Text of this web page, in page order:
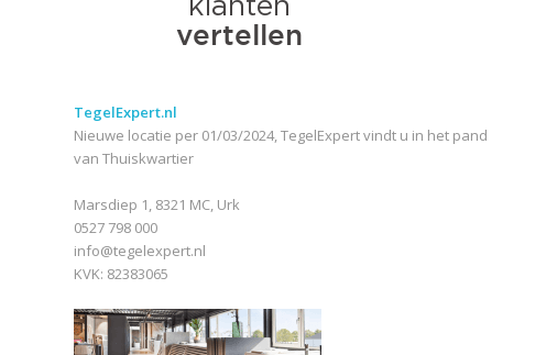
TegelExpert.nl
Nieuwe locatie per 01/03/2024, TegelExpert vindt u in het pand
van Thuiskwartier
Marsdiep 1, 8321 MC, Urk
0527 798 000
info@tegelexpert.nl
KVK: 82383065